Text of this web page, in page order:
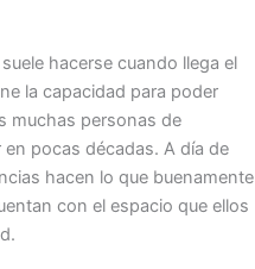
hacerse cuando llega el
la capacidad para poder
muchas personas de
pocas décadas. A día de
hacen lo que buenamente
con el espacio que ellos